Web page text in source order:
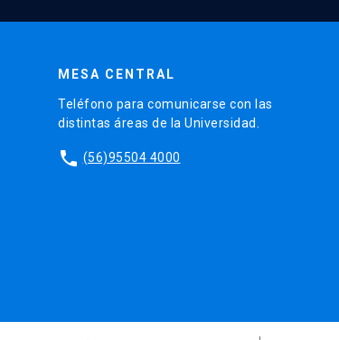
MESA CENTRAL
Teléfono para comunicarse con las
distintas áreas de la Universidad.
phone (56)95504 4000